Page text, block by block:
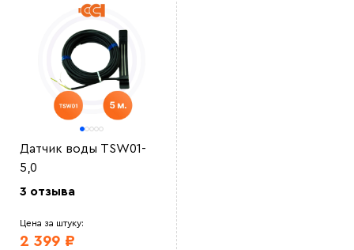
Датчик воды TSW01-
5,0
3 отзыва
Цена за штуку:
2 399 ₽